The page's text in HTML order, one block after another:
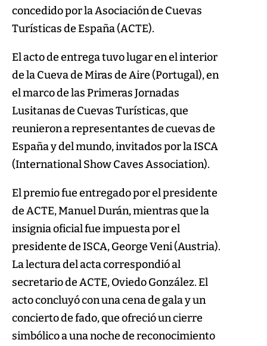
concedido por la Asociación de Cuevas
Turísticas de España (ACTE).
El acto de entrega tuvo lugar en el interior
de la Cueva de Miras de Aire (Portugal), en
el marco de las Primeras Jornadas
Lusitanas de Cuevas Turísticas, que
reunieron a representantes de cuevas de
España y del mundo, invitados por la ISCA
(International Show Caves Association).
El premio fue entregado por el presidente
de ACTE, Manuel Durán, mientras que la
insignia oficial fue impuesta por el
presidente de ISCA, George Veni (Austria).
La lectura del acta correspondió al
secretario de ACTE, Oviedo González. El
acto concluyó con una cena de gala y un
concierto de fado, que ofreció un cierre
simbólico a una noche de reconocimiento